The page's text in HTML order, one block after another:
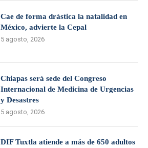
Cae de forma drástica la natalidad en
México, advierte la Cepal
5 agosto, 2026
Chiapas será sede del Congreso
Internacional de Medicina de Urgencias
y Desastres
5 agosto, 2026
DIF Tuxtla atiende a más de 650 adultos